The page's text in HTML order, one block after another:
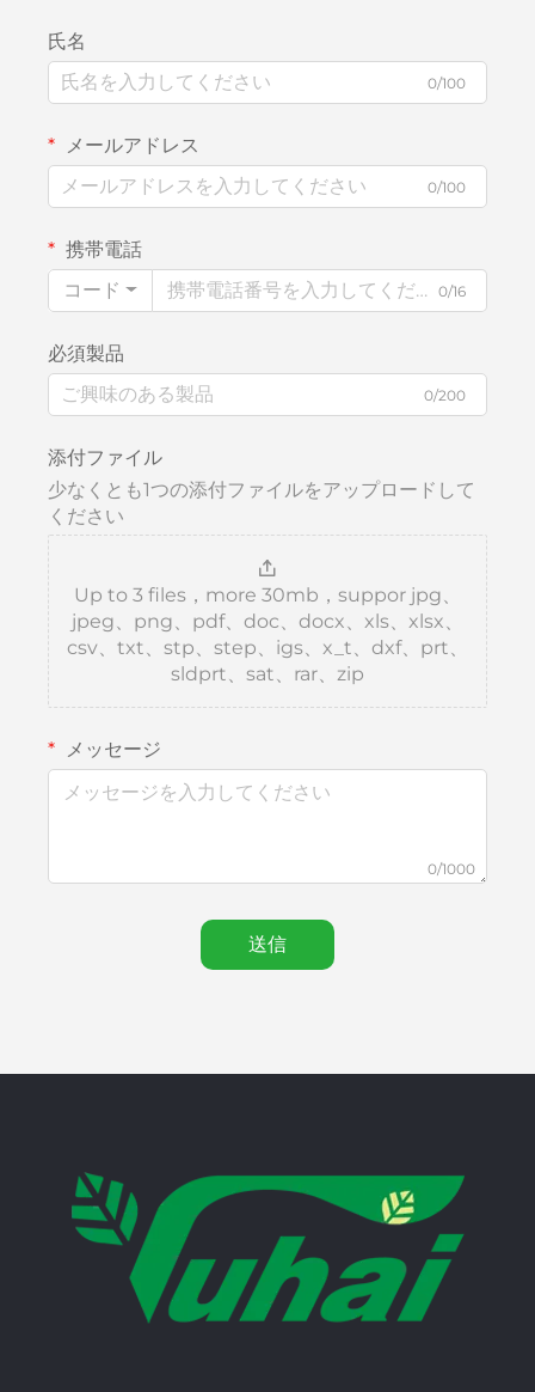
氏名
0/100
メールアドレス
0/100
携帯電話
コード
0/16
必須製品
0/200
添付ファイル
少なくとも1つの添付ファイルをアップロードして
ください
Up to 3 files，more 30mb，suppor jpg、
jpeg、png、pdf、doc、docx、xls、xlsx、
csv、txt、stp、step、igs、x_t、dxf、prt、
sldprt、sat、rar、zip
メッセージ
0/1000
送信